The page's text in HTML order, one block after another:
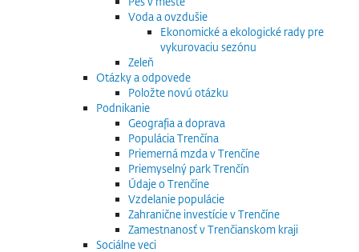
Voda a ovzdušie
Ekonomické a ekologické rady pre
vykurovaciu sezónu
Zeleň
Otázky a odpovede
Položte novú otázku
Podnikanie
Geografia a doprava
Populácia Trenčína
Priemerná mzda v Trenčíne
Priemyselný park Trenčín
Údaje o Trenčíne
Vzdelanie populácie
Zahranične investície v Trenčíne
Zamestnanosť v Trenčianskom kraji
Sociálne veci